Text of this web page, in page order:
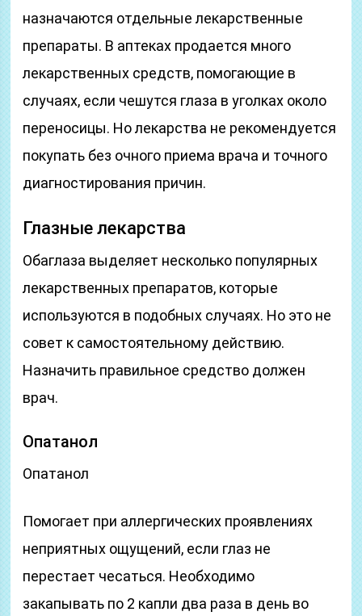
назначаются отдельные лекарственные
препараты. В аптеках продается много
лекарственных средств, помогающие в
случаях, если чешутся глаза в уголках около
переносицы. Но лекарства не рекомендуется
покупать без очного приема врача и точного
диагностирования причин.
Глазные лекарства
Обаглаза выделяет несколько популярных
лекарственных препаратов, которые
используются в подобных случаях. Но это не
совет к самостоятельному действию.
Назначить правильное средство должен
врач.
Опатанол
Опатанол
Помогает при аллергических проявлениях
неприятных ощущений, если глаз не
перестает чесаться. Необходимо
закапывать по 2 капли два раза в день во